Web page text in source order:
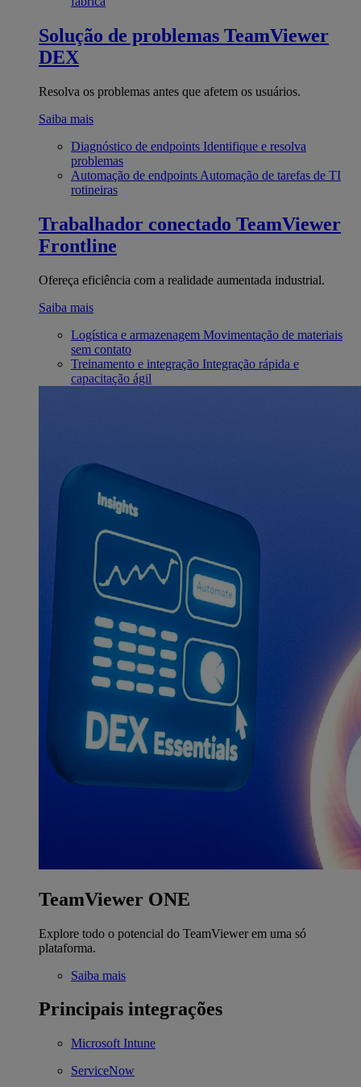
Solução de problemas TeamViewer
DEX
Resolva os problemas antes que afetem os usuários.
Saiba mais
Diagnóstico de endpoints Identifique e resolva
problemas
Automação de endpoints Automação de tarefas de TI
rotineiras
Trabalhador conectado TeamViewer
Frontline
Ofereça eficiência com a realidade aumentada industrial.
Saiba mais
Logística e armazenagem Movimentação de materiais
sem contato
Treinamento e integração Integração rápida e
capacitação ágil
TeamViewer ONE
Explore todo o potencial do TeamViewer em uma só
plataforma.
Saiba mais
Principais integrações
Microsoft Intune
ServiceNow